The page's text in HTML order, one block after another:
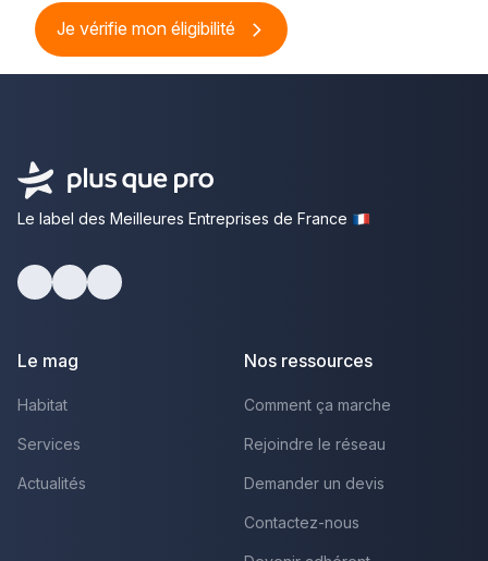
Je vérifie mon éligibilité
Le label des Meilleures Entreprises de France
Le mag
Habitat
Services
Actualités
Nos ressources
Comment ça marche
Rejoindre le réseau
Demander un devis
Contactez-nous